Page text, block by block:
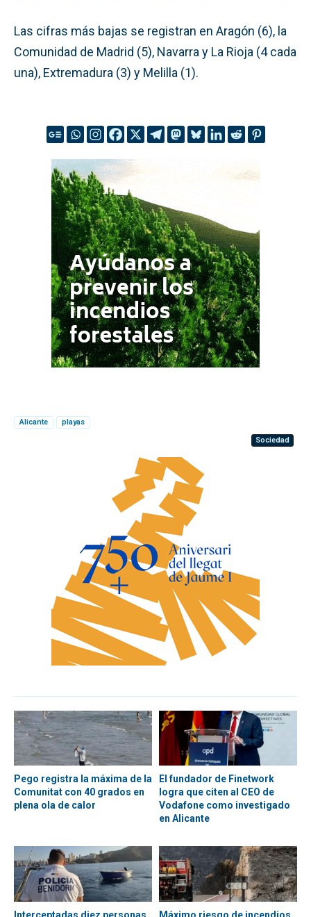
Las cifras más bajas se registran en Aragón (6), la
Comunidad de Madrid (5), Navarra y La Rioja (4 cada
una), Extremadura (3) y Melilla (1).
Alicante
playas
Sociedad
Pego registra la máxima de la
Comunitat con 40 grados en
plena ola de calor
El fundador de Finetwork
logra que citen al CEO de
Vodafone como investigado
en Alicante
Interceptadas diez personas Máximo riesgo de incendios